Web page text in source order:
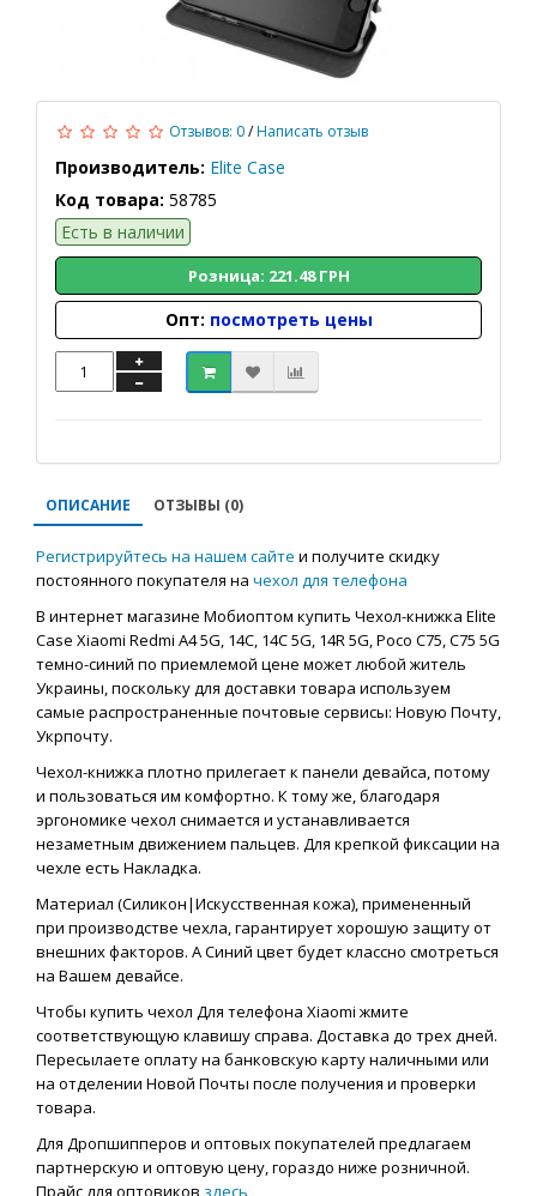
Отзывов: 0/Написать отзыв
Производитель: Elite Case
Код товара: 58785
Есть в наличии
Розница: 221.48 ГРН
Опт: посмотреть цены
ОПИСАНИЕ ОТЗЫВЫ (0)
Регистрируйтесь на нашем сайте и получите скидку
постоянного покупателя на чехол для телефона
В интернет магазине Мобиоптом купить Чехол-книжка Elite
Case Xiaomi Redmi A4 5G, 14C, 14C 5G, 14R 5G, Poco C75, C75 5G
темно-синий по приемлемой цене может любой житель
Украины, поскольку для доставки товара используем
самые распространенные почтовые сервисы: Новую Почту,
Укрпочту.
Чехол-книжка плотно прилегает к панели девайса, потому
и пользоваться им комфортно. К тому же, благодаря
эргономике чехол снимается и устанавливается
незаметным движением пальцев. Для крепкой фиксации на
чехле есть Накладка.
Материал (Силикон|Искусственная кожа), примененный
при производстве чехла, гарантирует хорошую защиту от
внешних факторов. А Синий цвет будет классно смотреться
на Вашем девайсе.
Чтобы купить чехол Для телефона Xiaomi жмите
соответствующую клавишу справа. Доставка до трех дней.
Пересылаете оплату на банковскую карту наличными или
на отделении Новой Почты после получения и проверки
товара.
Для Дропшипперов и оптовых покупателей предлагаем
партнерскую и оптовую цену, гораздо ниже розничной.
Прайс для оптовиков здесь